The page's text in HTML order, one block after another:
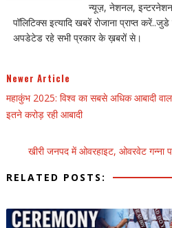
न्यूज़, नेशनल,
पॉलिटिक्स इत्यादि खबरें रोजाना प्राप्त
अपडेटेड रहे सभी प्रकार के ख़बरों से।
Newer Article
महाकुंभ 2025: विश्व का सबसे अधिक आबादी
इतने करोड़ रही आबादी
खीरी जनपद में ओवरहाइट, ओवरवेट गन्ना
RELATED POSTS: